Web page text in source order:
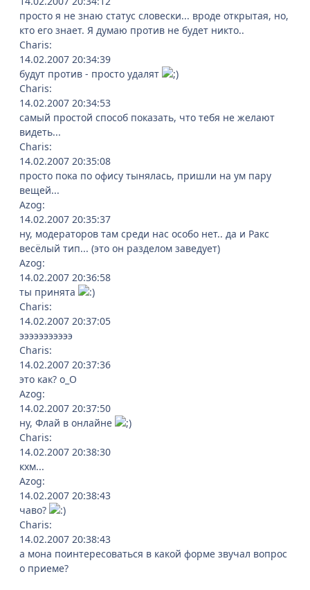
просто я не знаю статус словески... вроде открытая, но,
кто его знает. Я думаю против не будет никто..
Charis:
14.02.2007 20:34:39
будут против - просто удалят
Charis:
14.02.2007 20:34:53
самый простой способ показать, что тебя не желают
видеть...
Charis:
14.02.2007 20:35:08
просто пока по офису тынялась, пришли на ум пару
вещей...
Azog:
14.02.2007 20:35:37
ну, модераторов там среди нас особо нет.. да и Ракс
весёлый тип... (это он разделом заведует)
Azog:
14.02.2007 20:36:58
ты принята
Charis:
14.02.2007 20:37:05
эээээээээээ
Charis:
14.02.2007 20:37:36
это как? о_О
Azog:
14.02.2007 20:37:50
ну, Флай в онлайне
Charis:
14.02.2007 20:38:30
кхм...
Azog:
14.02.2007 20:38:43
чаво?
Charis:
14.02.2007 20:38:43
а мона поинтересоваться в какой форме звучал вопрос
о приеме?